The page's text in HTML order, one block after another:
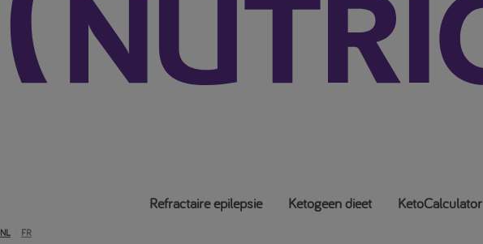
Refractaire epilepsie Ketogeen dieet KetoCalculator
NL FR